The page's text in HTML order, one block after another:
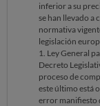
inferior a su
se han llevado a
normativa
legislación
1. Ley General
Decreto
proceso de
este último está
error manifiesto